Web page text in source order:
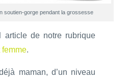
soutien-gorge pendant la grossesse
article de notre rubrique
femme.
maman, d’un niveau